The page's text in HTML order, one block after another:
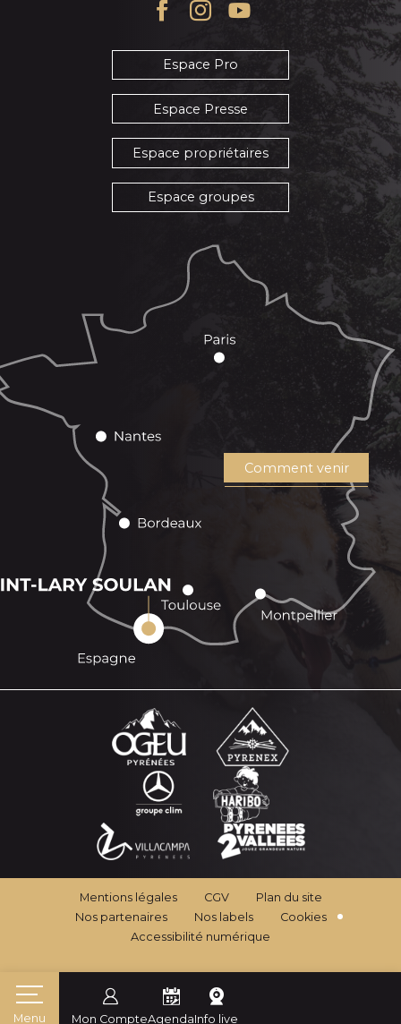
Mon CompteAgendaInfo live
Menu
Espace Pro
Espace Presse
Espace propriétaires
Espace groupes
Comment venir
Mentions légales CGV
Plan du site
Nos partenaires
Nos labels
Cookies
Accessibilité numérique